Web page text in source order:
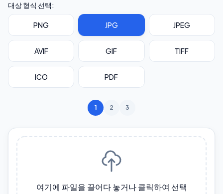
대상 형식 선택:
PNG JPG JPEG
AVIF GIF TIFF
ICO PDF
1 2 3
여기에 파일을 끌어다 놓거나 클릭하여 선택